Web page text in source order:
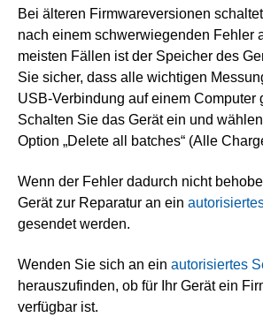
Bei älteren Firmwareversionen
nach einem schwerwiegenden Fehler
meisten Fällen ist der Speicher des
Sie sicher, dass alle wichtigen
USB-Verbindung auf einem Computer
Schalten Sie das Gerät ein und
Option „Delete all batches“ (Alle
Wenn der Fehler dadurch nicht
Gerät zur Reparatur an ein
gesendet werden.
Wenden Sie sich an ein autorisiertes
herauszufinden, ob für Ihr Gerät ein
verfügbar ist.